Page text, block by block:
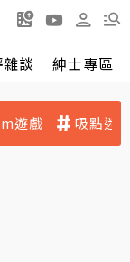
談 紳士專區
遊戲 吸點迷